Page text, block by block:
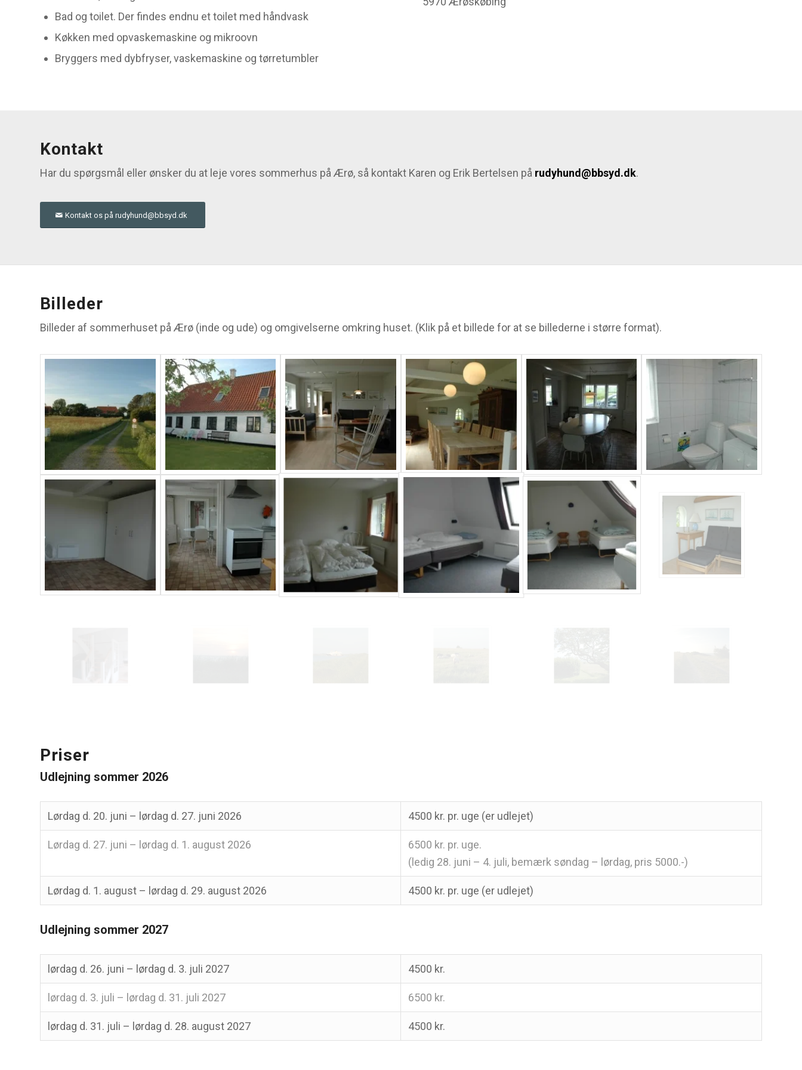
Bad og toilet. Der findes endnu et toilet med håndvask
Køkken med opvaskemaskine og mikroovn
Bryggers med dybfryser, vaskemaskine og tørretumbler
Kontakt
Har du spørgsmål eller ønsker du at leje vores sommerhus på Ærø, så kontakt Karen og Erik Bertelsen på rudyhund@bbsyd.dk.
Kontakt os på rudyhund@bbsyd.dk
Billeder
Billeder af sommerhuset på Ærø (inde og ude) og omgivelserne omkring huset. (Klik på et billede for at se billederne i større format).
Priser
Udlejning sommer 2026
Lørdag d. 20. juni – lørdag d. 27. juni 2026 4500 kr. pr. uge (er udlejet)
Lørdag d. 27. juni – lørdag d. 1. august 2026
6500 kr. pr. uge.
(ledig 28. juni – 4. juli, bemærk søndag – lørdag, pris 5000.-)
Lørdag d. 1. august – lørdag d. 29. august 2026 4500 kr. pr. uge (er udlejet)
Udlejning sommer 2027
lørdag d. 26. juni – lørdag d. 3. juli 2027 4500 kr.
lørdag d. 3. juli – lørdag d. 31. juli 2027 6500 kr.
lørdag d. 31. juli – lørdag d. 28. august 2027 4500 kr.